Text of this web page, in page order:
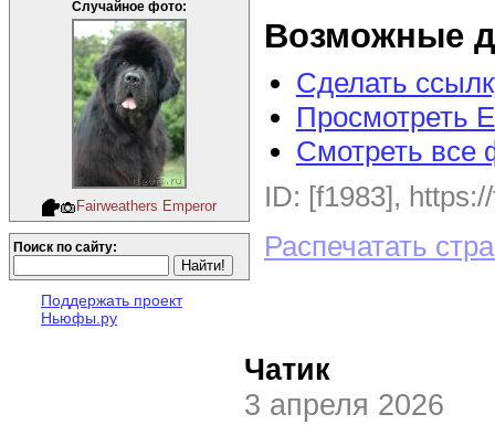
Случайное фото:
Fairweathers Emperor
Поиск по сайту:
Поддержать проект
Ньюфы.ру
Возможные
Сделать
Просмотреть
Смотреть все
ID: [f1983],
Распечатать
Чатик
3 апреля 2026